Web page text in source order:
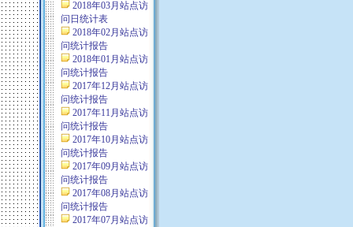
2018年03月站点访
问日统计表
2018年02月站点访
问统计报告
2018年01月站点访
问统计报告
2017年12月站点访
问统计报告
2017年11月站点访
问统计报告
2017年10月站点访
问统计报告
2017年09月站点访
问统计报告
2017年08月站点访
问统计报告
2017年07月站点访